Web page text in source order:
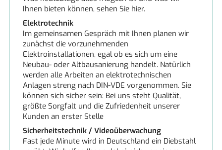
Siemens
Ihnen bieten können, sehen Sie hier.
Elektrotechnik
Im gemeinsamen Gespräch mit Ihnen planen wir
zunächst die vorzunehmenden
Elektroinstallationen, egal ob es sich um eine
Neubau- oder Altbausanierung handelt. Natürlich
werden alle Arbeiten an elektrotechnischen
Anlagen streng nach DIN-VDE vorgenommen. Sie
können sich sicher sein: Bei uns steht Qualität,
größte Sorgfalt und die Zufriedenheit unserer
Kunden an erster Stelle
Sicherheitstechnik / Videoüberwachung
Fast jede Minute wird in Deutschland ein Diebstahl